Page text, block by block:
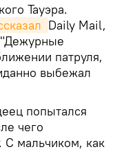
Тауэра.
Daily Mail,
"Дежурные
патруля,
выбежал
попытался
чего
С мальчиком, как